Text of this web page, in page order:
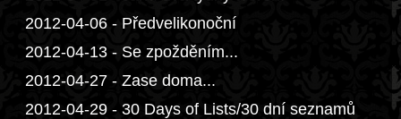
2012-04-06 - Předvelikonoční
2012-04-13 - Se zpožděním...
2012-04-27 - Zase doma...
2012-04-29 - 30 Days of Lists/30 dní seznamů